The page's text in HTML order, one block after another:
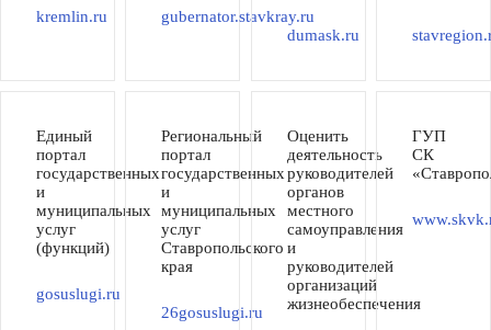
kremlin.ru gubernator.stavkray.ru
dumask.ru
Единый
портал
государственных
и
муниципальных
услуг
(функций)
gosuslugi.ru
Региональный
портал
государственных
и
муниципальных
услуг
Ставропольского
края
26gosuslugi.ru
Оценить
деятельность
руководителей
органов
местного
самоуправления
и
руководителей
организаций
жизнеобеспечения
ГУП
СК